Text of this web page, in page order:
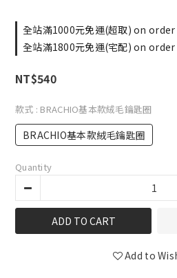
全站滿1000元免運(超取) on order
全站滿1800元免運(宅配) on order
NT$540
款式 : BRACHIO基本款絨毛鑰匙圈
BRACHIO基本款絨毛鑰匙圈
Quantity
ADD TO CART
Add to